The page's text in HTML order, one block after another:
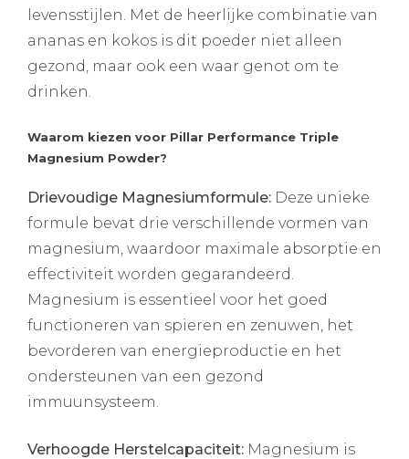
levensstijlen. Met de heerlijke combinatie van
ananas en kokos is dit poeder niet alleen
gezond, maar ook een waar genot om te
drinken.
Waarom kiezen voor Pillar Performance Triple
Magnesium Powder?
Drievoudige Magnesiumformule: Deze unieke
formule bevat drie verschillende vormen van
magnesium, waardoor maximale absorptie en
effectiviteit worden gegarandeerd.
Magnesium is essentieel voor het goed
functioneren van spieren en zenuwen, het
bevorderen van energieproductie en het
ondersteunen van een gezond
immuunsysteem.
Verhoogde Herstelcapaciteit: Magnesium is